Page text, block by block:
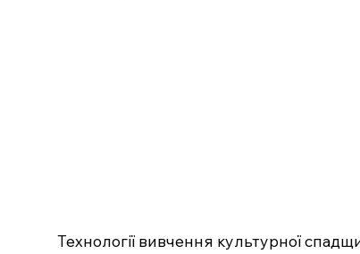
Технології вивчення культурної